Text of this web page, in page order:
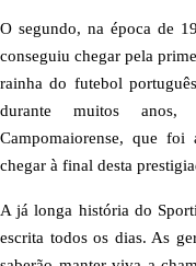
O segundo, na época de
conseguiu chegar pela
rainha do futebol
durante muitos
Campomaiorense, que foi
chegar à final desta
A já longa história do
escrita todos os dias. As